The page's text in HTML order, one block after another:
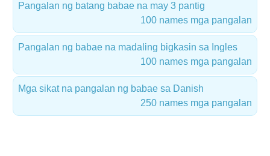
Pangalan ng batang babae na may 3 pantig
100 names mga pangalan
Pangalan ng babae na madaling bigkasin sa Ingles
100 names mga pangalan
Mga sikat na pangalan ng babae sa Danish
250 names mga pangalan